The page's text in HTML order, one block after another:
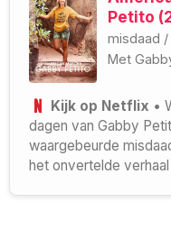
Petito
misdaad /
Met
Kijk op Netflix •
dagen van Gabby
waargebeurde
het onvertelde